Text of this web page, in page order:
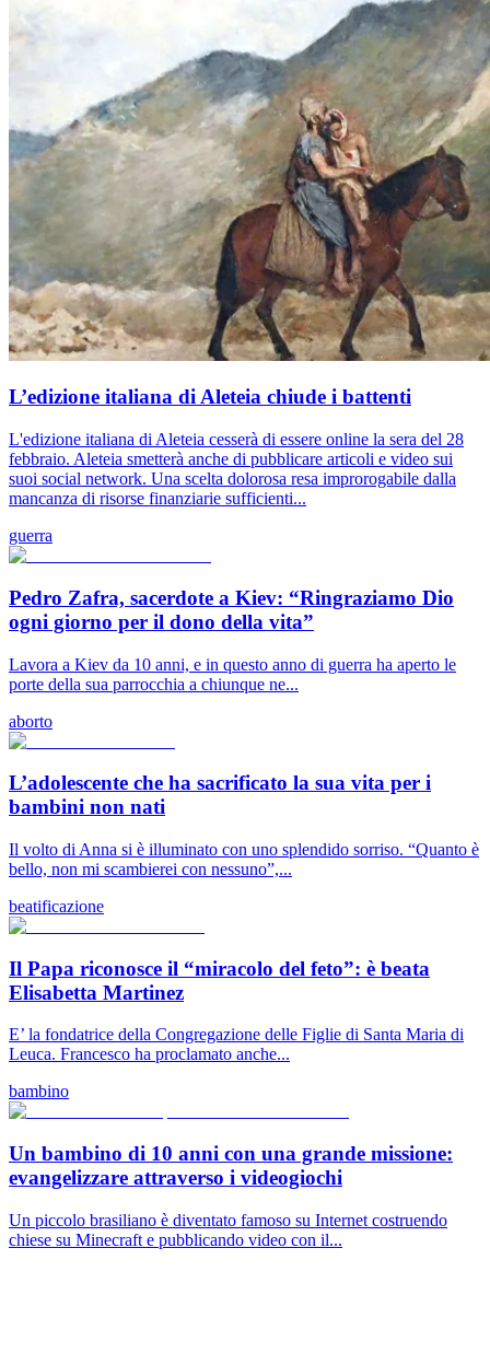
L’edizione italiana di Aleteia chiude i battenti
L'edizione italiana di Aleteia cesserà di essere online la sera del 28
febbraio. Aleteia smetterà anche di pubblicare articoli e video sui
suoi social network. Una scelta dolorosa resa improrogabile dalla
mancanza di risorse finanziarie sufficienti...
guerra
Pedro Zafra, sacerdote a Kiev: “Ringraziamo Dio
ogni giorno per il dono della vita”
Lavora a Kiev da 10 anni, e in questo anno di guerra ha aperto le
porte della sua parrocchia a chiunque ne...
aborto
L’adolescente che ha sacrificato la sua vita per i
bambini non nati
Il volto di Anna si è illuminato con uno splendido sorriso. “Quanto è
bello, non mi scambierei con nessuno”,...
beatificazione
Il Papa riconosce il “miracolo del feto”: è beata
Elisabetta Martinez
E’ la fondatrice della Congregazione delle Figlie di Santa Maria di
Leuca. Francesco ha proclamato anche...
bambino
Un bambino di 10 anni con una grande missione:
evangelizzare attraverso i videogiochi
Un piccolo brasiliano è diventato famoso su Internet costruendo
chiese su Minecraft e pubblicando video con il...